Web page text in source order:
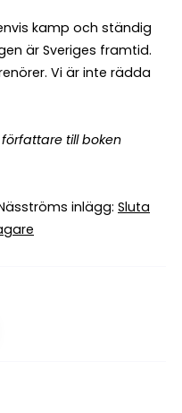
kamp och ständig
är Sveriges framtid.
Vi är inte rädda
till boken
inlägg: Sluta